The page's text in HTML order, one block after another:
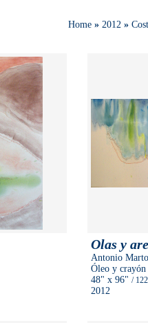
Home » 2012 »
Olas y
Antonio
Óleo y
48" x 96" /
2012